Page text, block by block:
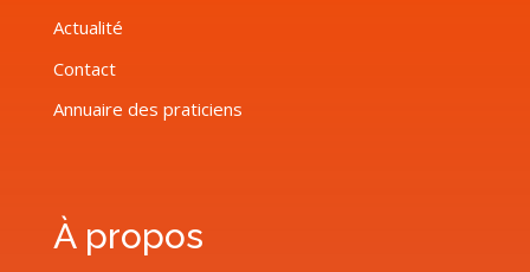
Actualité
Contact
Annuaire des praticiens
À propos